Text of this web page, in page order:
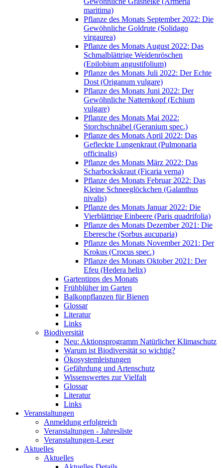
maritima)
Pflanze des Monats September 2022: Die
Gewöhnliche Goldrute (Solidago
virgaurea)
Pflanze des Monats August 2022: Das
Schmalblättrige Weidenröschen
(Epilobium angustifolium)
Pflanze des Monats Juli 2022: Der Echte
Dost (Origanum vulgare)
Pflanze des Monats Juni 2022: Der
Gewöhnliche Natternkopf (Echium
vulgare)
Pflanze des Monats Mai 2022:
Storchschnäbel (Geranium spec.)
Pflanze des Monats April 2022: Das
Gefleckte Lungenkraut (Pulmonaria
officinalis)
Pflanze des Monats März 2022: Das
Scharbockskraut (Ficaria verna)
Pflanze des Monats Februar 2022: Das
Kleine Schneeglöckchen (Galanthus
nivalis)
Pflanze des Monats Januar 2022: Die
Vierblättrige Einbeere (Paris quadrifolia)
Pflanze des Monats Dezember 2021: Die
Eberesche (Sorbus aucuparia)
Pflanze des Monats November 2021: Der
Krokus (Crocus spec.)
Pflanze des Monats Oktober 2021: Der
Efeu (Hedera helix)
Gartentipps des Monats
Frühblüher im Garten
Balkonpflanzen für Bienen
Glossar
Literatur
Links
Biodiversität
Neu: Aktionsprogramm Natürlicher Klimaschutz
Warum ist Biodiversität so wichtig?
Ökosystemleistungen
Gefährdung und Artenschutz
Wissenswertes zur Vielfalt
Glossar
Literatur
Links
Veranstaltungen
Anmeldung erfolgreich
Veranstaltungen - Jahresliste
Veranstaltungen-Leser
Aktuelles
Aktuelles